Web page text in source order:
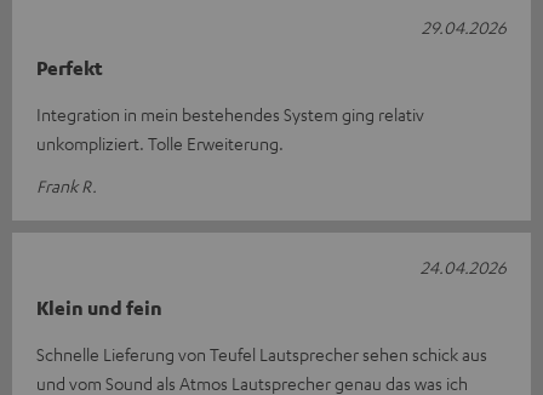
Perfekt
Integration in mein bestehendes System ging relativ
unkompliziert. Tolle Erweiterung.
Frank R.
29.04.2026
Klein und fein
Schnelle Lieferung von Teufel Lautsprecher sehen schick aus
und vom Sound als Atmos Lautsprecher genau das was ich
24.04.2026